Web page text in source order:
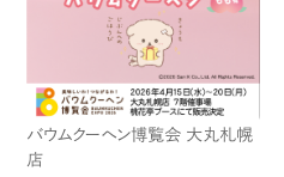
バウムクーヘン博覧会 大丸札幌
店